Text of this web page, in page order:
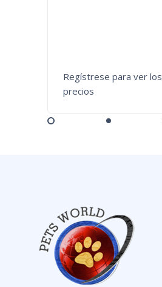
Regístrese para ver los
precios